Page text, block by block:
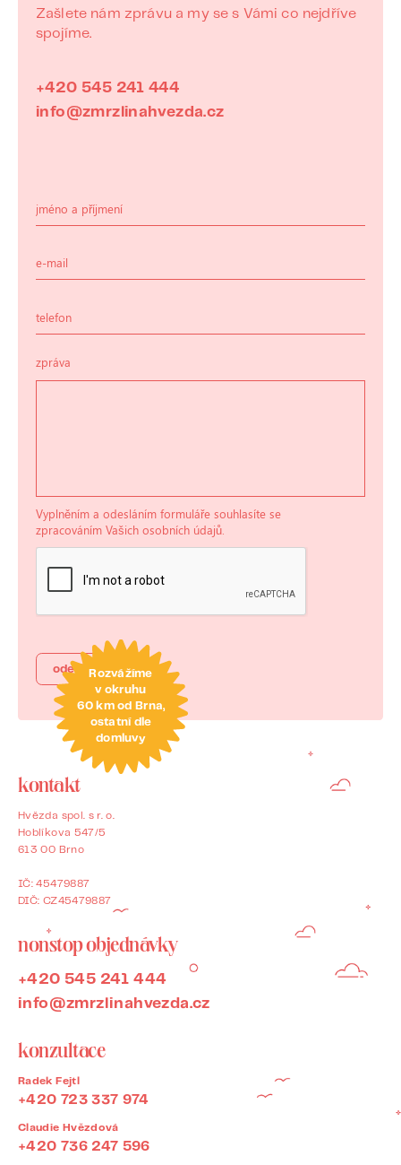
Zašlete nám zprávu a my se s Vámi co nejdříve
spojíme.
+420 545 241 444
info@zmrzlinahvezda.cz
zpráva
Vyplněním a odesláním formuláře souhlasíte se
zpracováním Vašich osobních údajů.
Rozvážíme
v okruhu
60 km od Brna,
ostatní dle
domluvy
kontakt
Hvězda spol. s r. o.
Hoblíkova 547/5
613 00 Brno
IČ: 45479887
DIČ: CZ45479887
nonstop objednávky
+420 545 241 444
info@zmrzlinahvezda.cz
konzultace
Radek Fejtl
+420 723 337 974
Claudie Hvězdová
‍+420 736 247 596